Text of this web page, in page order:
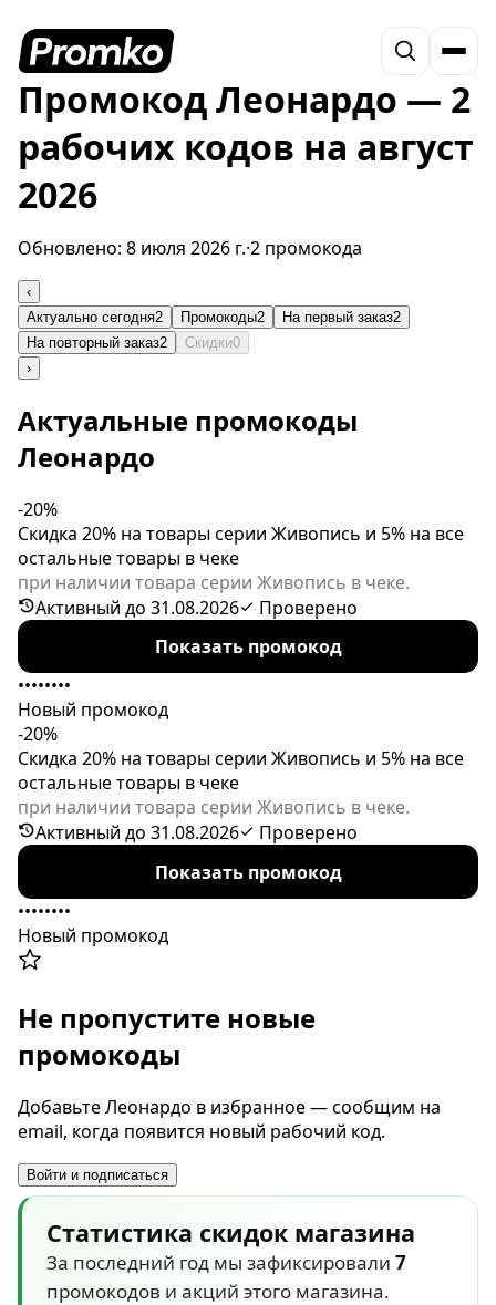
Промокод Леонардо — 2
рабочих кодов на август
2026
Обновлено: 8 июля 2026 г.·2 промокода
‹
Актуально сегодня2 Промокоды2 На первый заказ2
На повторный заказ2 Скидки0
›
Актуальные промокоды
Леонардо
-20%
Скидка 20% на товары серии Живопись и 5% на все
остальные товары в чеке
при наличии товара серии Живопись в чеке.
Активный до 31.08.2026
Проверено
Показать промокод
••••••••
Новый промокод
-20%
Скидка 20% на товары серии Живопись и 5% на все
остальные товары в чеке
при наличии товара серии Живопись в чеке.
Активный до 31.08.2026
Проверено
Показать промокод
••••••••
Новый промокод
Не пропустите новые
промокоды
Добавьте Леонардо в избранное — сообщим на
email, когда появится новый рабочий код.
Войти и подписаться
Статистика скидок магазина
За последний год мы зафиксировали 7
промокодов и акций этого магазина.